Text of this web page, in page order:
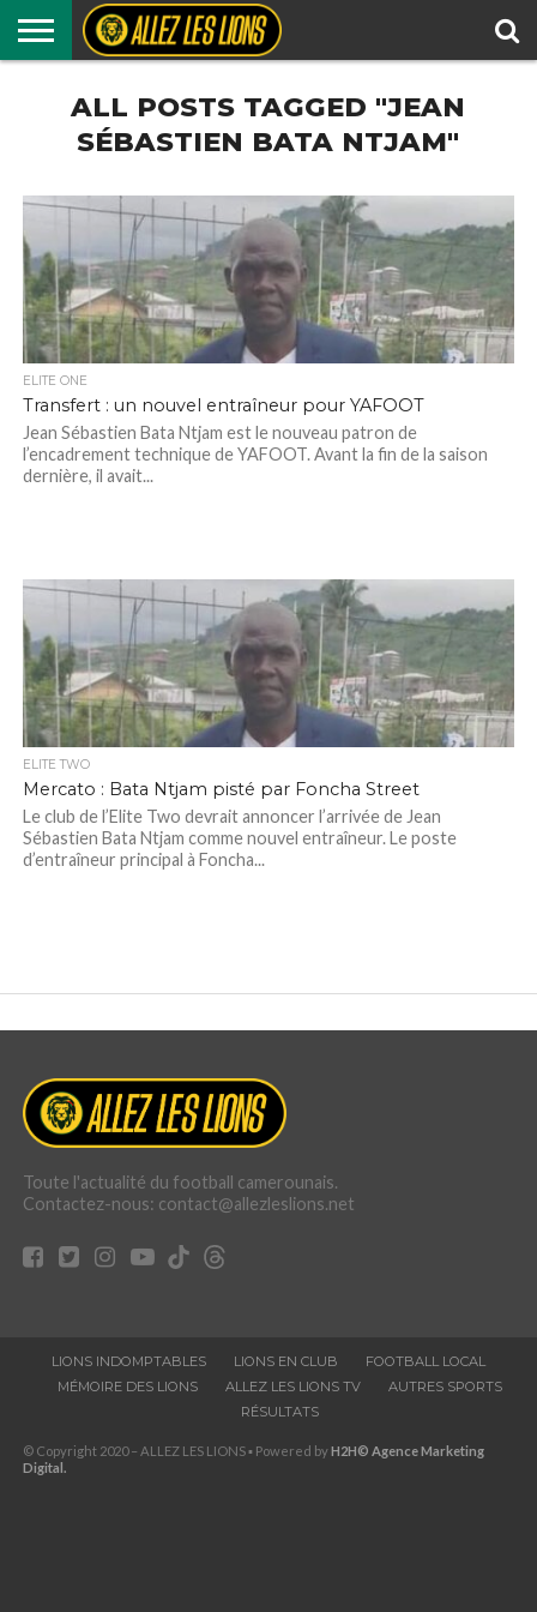
INDOMPTABLES
LIONS
CLUB
FOOTBALL
LOCAL
MÉMOIRE
DES
LIONS
ALLEZ
LES
LIONS
AUTRES
SPORTS
RÉSULTATS
ALL POSTS TAGGED "JEAN
SÉBASTIEN BATA NTJAM"
ELITE ONE
Transfert : un nouvel entraîneur pour YAFOOT
Jean Sébastien Bata Ntjam est le nouveau patron de
l’encadrement technique de YAFOOT. Avant la fin de la saison
dernière, il avait...
ELITE TWO
Mercato : Bata Ntjam pisté par Foncha Street
Le club de l’Elite Two devrait annoncer l’arrivée de Jean
Sébastien Bata Ntjam comme nouvel entraîneur. Le poste
d’entraîneur principal à Foncha...
Toute l'actualité du football camerounais.
Contactez-nous: contact@allezleslions.net
LIONS INDOMPTABLES LIONS EN CLUB
FOOTBALL LOCAL
MÉMOIRE DES LIONS
ALLEZ LES LIONS TV
AUTRES SPORTS
RÉSULTATS
© Copyright 2020 – ALLEZ LES LIONS ▪ Powered byH2H© Agence Marketing
Digital.